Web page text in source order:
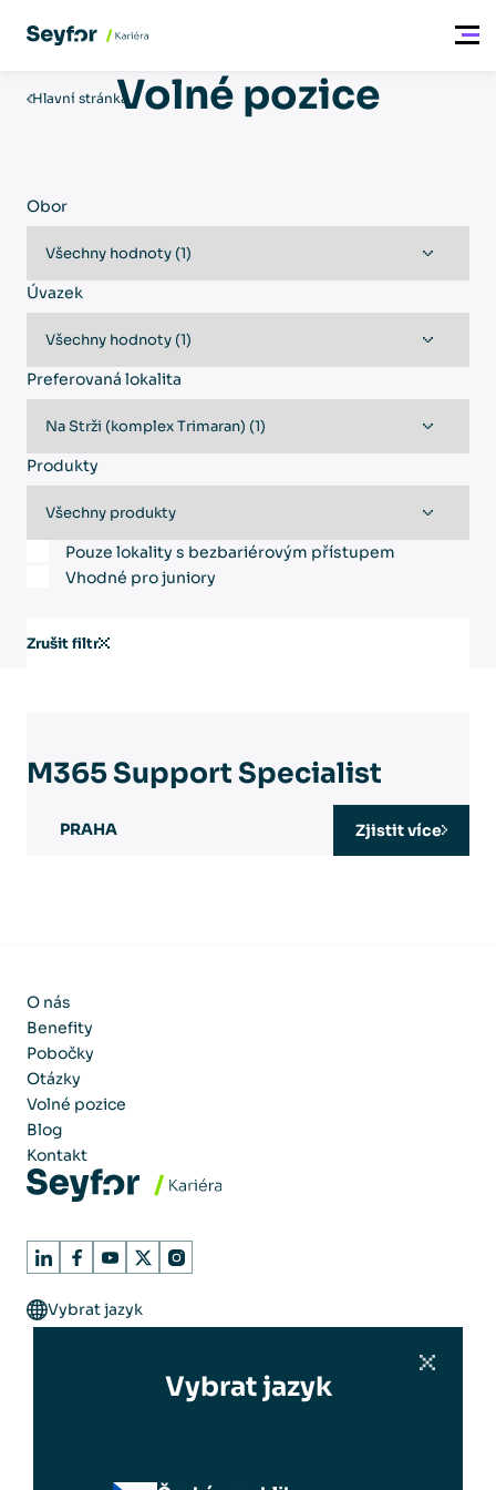
Hlavní stránkaVolné pozice
Obor
Úvazek
Preferovaná lokalita
Produkty
Pouze lokality s bezbariérovým přístupem
Vhodné pro juniory
Zrušit filtr
M365 Support Specialist
PRAHA Zjistit více
O nás
Benefity
Pobočky
Otázky
Volné pozice
Blog
Kontakt
Vybrat jazyk
Vybrat jazyk